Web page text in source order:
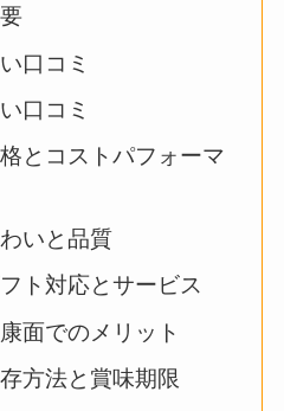
口コミ
口コミ
とコストパフォーマ
いと品質
ト対応とサービス
面でのメリット
方法と賞味期限